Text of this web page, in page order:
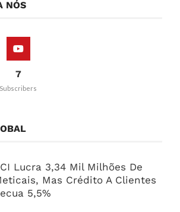
NÓS
7
Subscribers
Lucra 3,34 Mil Milhões De
Mas Crédito A Clientes
5,5%